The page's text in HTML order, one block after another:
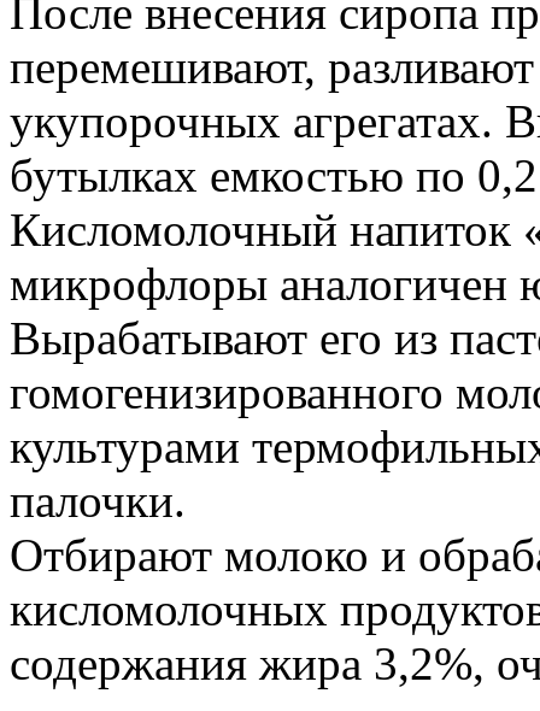
После внесения сиропа
перемешивают,
укупорочных агрегатах.
бутылках емкостью по
Кисломолочный
микрофлоры аналогичен
Вырабатывают его из
гомогенизированного
культурами
палочки.
Отбирают молоко и
кисломолочных
содержания жира 3,2%,